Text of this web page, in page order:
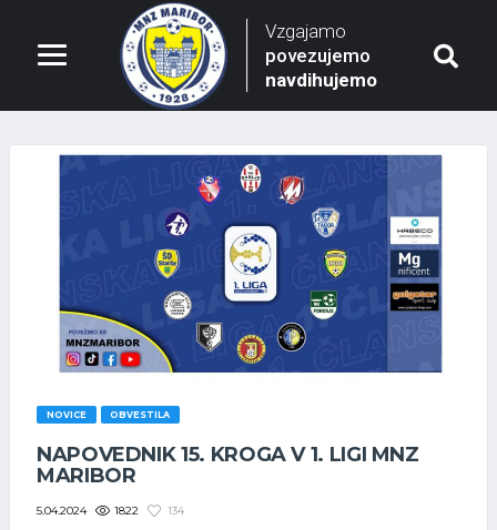
Vzgajamo
povezujemo
navdihujemo
NOVICE OBVESTILA
NAPOVEDNIK 15. KROGA V 1. LIGI MNZ
MARIBOR
5.04.2024 1822 134